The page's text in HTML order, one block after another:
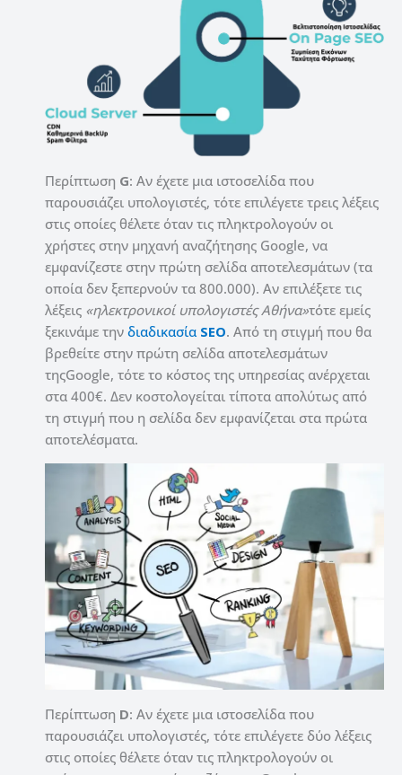
Περίπτωση G: Αν έχετε μια ιστοσελίδα που
παρουσιάζει υπολογιστές, τότε επιλέγετε τρεις λέξεις
στις οποίες θέλετε όταν τις πληκτρολογούν οι
χρήστες στην μηχανή αναζήτησης Google, να
εμφανίζεστε στην πρώτη σελίδα αποτελεσμάτων (τα
οποία δεν ξεπερνούν τα 800.000). Αν επιλέξετε τις
λέξεις «ηλεκτρονικοί υπολογιστές Αθήνα»τότε εμείς
ξεκινάμε την διαδικασία SEO. Από τη στιγμή που θα
βρεθείτε στην πρώτη σελίδα αποτελεσμάτων
τηςGoogle, τότε το κόστος της υπηρεσίας ανέρχεται
στα 400€. Δεν κοστολογείται τίποτα απολύτως από
τη στιγμή που η σελίδα δεν εμφανίζεται στα πρώτα
αποτελέσματα.
Περίπτωση D: Αν έχετε μια ιστοσελίδα που
παρουσιάζει υπολογιστές, τότε επιλέγετε δύο λέξεις
στις οποίες θέλετε όταν τις πληκτρολογούν οι